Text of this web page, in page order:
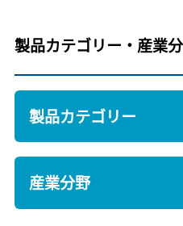
製品カテゴリー・産業
製品カテゴリー
産業分野